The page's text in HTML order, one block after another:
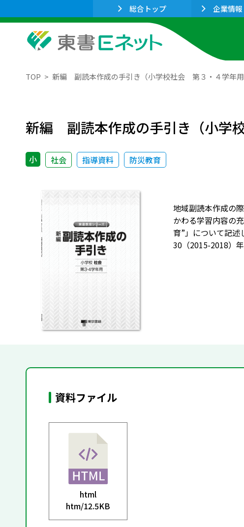
総合トップ 企業情
TOP 新編 副読本作成の手引き（小学校社会 第３・４学年用
新編 副読本作成の手引き（小学
小 社会 指導資料 防災教育
地域副読本作成の
かわる学習内容の
育”」について記
30（2015-2018）
資料ファイル
html
htm/12.5KB